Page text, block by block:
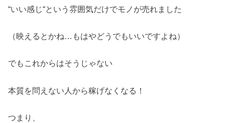
“いい感じ“という雰囲気だけでモノが売れました
（映えるとかね…もはやどうでもいいですよね）
でもこれからはそうじゃない
本質を問えない人から稼げなくなる！
つまり、